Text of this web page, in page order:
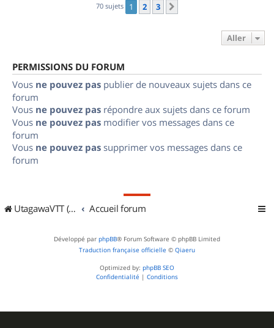
70 sujets 1 2 3
Aller
PERMISSIONS DU FORUM
Vous ne pouvez pas publier de nouveaux sujets dans ce
forum
Vous ne pouvez pas répondre aux sujets dans ce forum
Vous ne pouvez pas modifier vos messages dans ce
forum
Vous ne pouvez pas supprimer vos messages dans ce
forum
UtagawaVTT (Randos VTT et VTTAE avec traces GPS) Accueil forum
Développé par phpBB® Forum Software © phpBB Limited
Traduction française officielle © Qiaeru
Optimized by: phpBB SEO
Confidentialité | Conditions